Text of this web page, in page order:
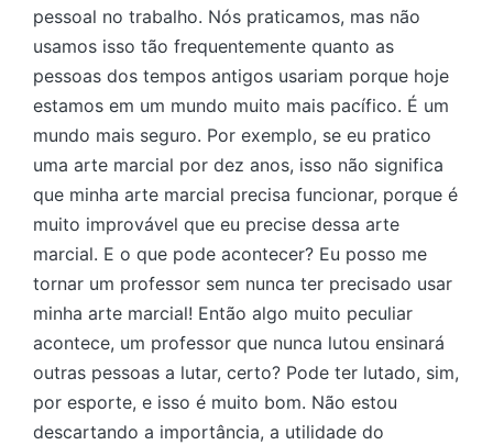
pessoal no trabalho. Nós praticamos, mas não
usamos isso tão frequentemente quanto as
pessoas dos tempos antigos usariam porque hoje
estamos em um mundo muito mais pacífico. É um
mundo mais seguro. Por exemplo, se eu pratico
uma arte marcial por dez anos, isso não significa
que minha arte marcial precisa funcionar, porque é
muito improvável que eu precise dessa arte
marcial. E o que pode acontecer? Eu posso me
tornar um professor sem nunca ter precisado usar
minha arte marcial! Então algo muito peculiar
acontece, um professor que nunca lutou ensinará
outras pessoas a lutar, certo? Pode ter lutado, sim,
por esporte, e isso é muito bom. Não estou
descartando a importância, a utilidade do